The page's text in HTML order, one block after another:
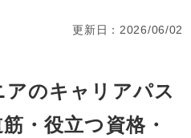
更新日： 2026/06/02
のキャリアパス
・役立つ資格・